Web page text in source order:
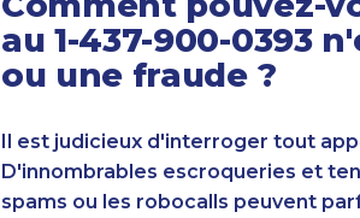
au 1-437-900-0393
ou une fraude ?
Il est judicieux d'interroger tout
D'innombrables escroqueries et
spams ou les robocalls peuvent